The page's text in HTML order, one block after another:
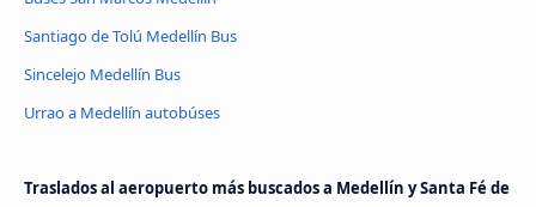
Santiago de Tolú Medellín Bus
Sincelejo Medellín Bus
Urrao a Medellín autobúses
Traslados al aeropuerto más buscados a Medellín y Santa Fé de